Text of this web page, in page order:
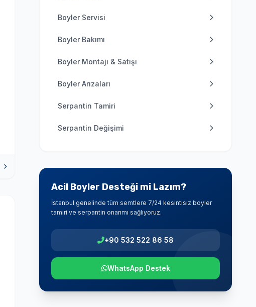
Boyler Servisi
Boyler Bakımı
Boyler Montajı & Satışı
Boyler Arızaları
Serpantin Tamiri
Serpantin Değişimi
Acil Boyler Desteği mi Lazım?
İstanbul genelinde tüm semtlere 7/24 kesintisiz boyler
tamiri ve serpantin onarımı sağlıyoruz.
+90 532 522 86 58
WhatsApp Destek